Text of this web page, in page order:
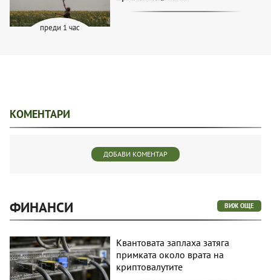
преди 1 час
КОМЕНТАРИ
ДОБАВИ КОМЕНТАР
ФИНАНСИ ВИЖ ОЩЕ
Квантовата заплаха затяга
примката около врата на
криптовалутите